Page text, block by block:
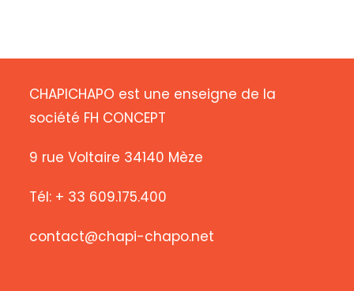
CHAPICHAPO est une enseigne de la
société FH CONCEPT
9 rue Voltaire 34140 Mèze
Tél: + 33 609.175.400
contact@chapi-chapo.net